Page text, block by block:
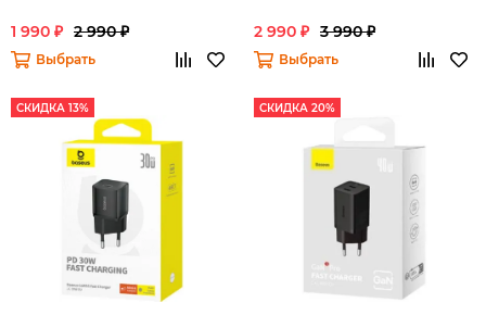
1 990 ₽ 2 990 ₽
Выбрать
2 990 ₽ 3 990 ₽
Выбрать
СКИДКА 13% СКИДКА 20%